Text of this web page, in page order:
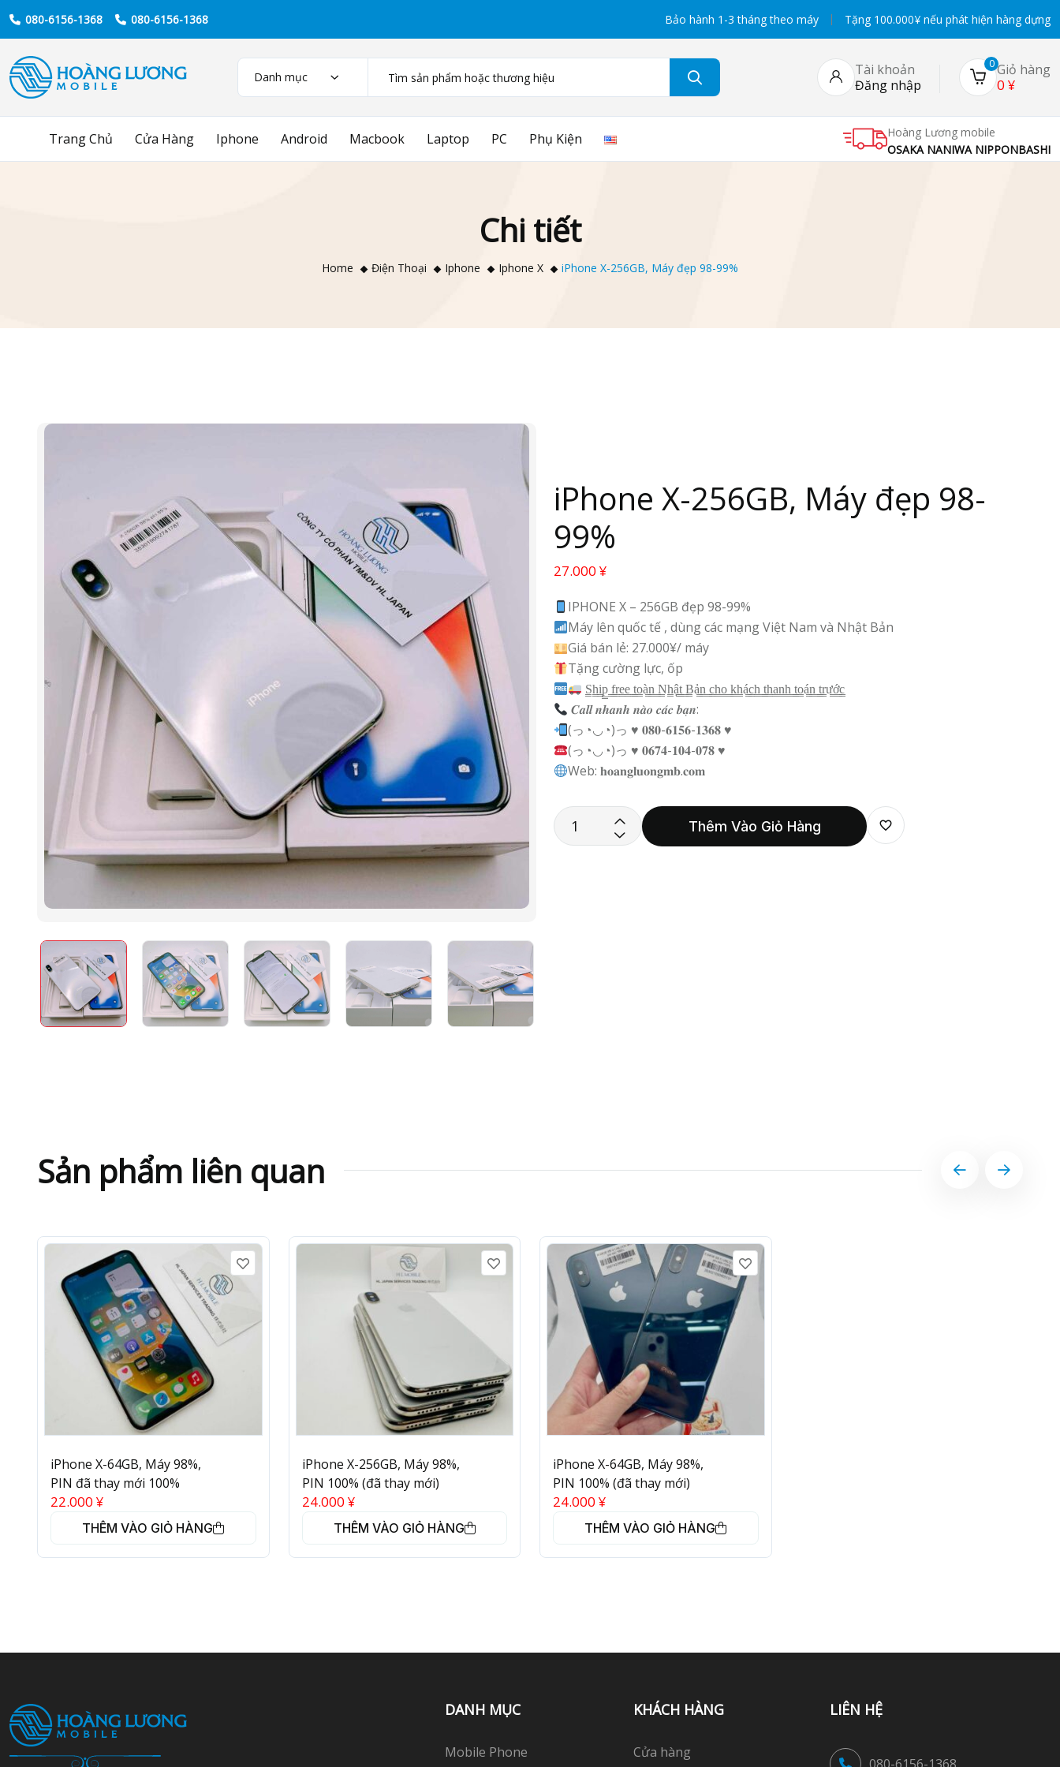
080-6156-1368 080-6156-1368 Bảo hành 1-3 tháng theo máy Tặng 100.000¥ nếu phát hiện hàng dựng
Danh mục
Tài khoản
Đăng nhập
0 Giỏ hàng
0 ¥
Trang Chủ Cửa Hàng Iphone Android Macbook Laptop PC Phụ Kiện
Hoàng Lương mobile
OSAKA NANIWA NIPPONBASHI
Chi tiết
Home Điện Thoại Iphone Iphone X iPhone X-256GB, Máy đẹp 98-99%
iPhone X-256GB, Máy đẹp 98-
99%
27.000 ¥
IPHONE X – 256GB đẹp 98-99%
Máy lên quốc tế , dùng các mạng Việt Nam và Nhật Bản
Giá bán lẻ: 27.000¥/ máy
Tặng cường lực, ốp
S̳h̳i̳p̳ ̳f̳r̳e̳e̳ ̳t̳o̳à̳n̳ ̳N̳h̳ậ̳t̳ ̳B̳ả̳n̳ ̳c̳h̳o̳ ̳k̳h̳á̳c̳h̳ ̳t̳h̳a̳n̳h̳ ̳t̳o̳á̳n̳ ̳t̳r̳ư̳ớ̳c̳
𝑪𝒂𝒍𝒍 𝒏𝒉𝒂𝒏𝒉 𝒏𝒂̀𝒐 𝒄𝒂́𝒄 𝒃𝒂̣𝒏:
(っ◔◡◔)っ ♥ 𝟎𝟖𝟎-𝟔𝟏𝟓𝟔-𝟏𝟑𝟔𝟖 ♥
(っ◔◡◔)っ ♥ 𝟎𝟔𝟕𝟒-𝟏𝟎𝟒-𝟎𝟕𝟖 ♥
Web: 𝐡𝐨𝐚𝐧𝐠𝐥𝐮𝐨𝐧𝐠𝐦𝐛.𝐜𝐨𝐦
Thêm Vào Giỏ Hàng
Sản phẩm liên quan
iPhone X-64GB, Máy 98%,
PIN đã thay mới 100%
22.000 ¥
THÊM VÀO GIỎ HÀNG
iPhone X-256GB, Máy 98%,
PIN 100% (đã thay mới)
24.000 ¥
THÊM VÀO GIỎ HÀNG
iPhone X-64GB, Máy 98%,
PIN 100% (đã thay mới)
24.000 ¥
THÊM VÀO GIỎ HÀNG
DANH MỤC
Mobile Phone
KHÁCH HÀNG
Cửa hàng
LIÊN HỆ